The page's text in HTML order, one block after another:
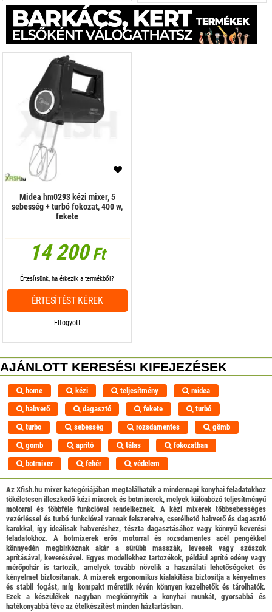
Midea hm0293 kézi mixer, 5
sebesség + turbó fokozat, 400 w,
fekete
14 200Ft
Elfogyott
Értesítsünk, ha érkezik a termékből?
ÉRTESÍTÉST KÉREK
AJÁNLOTT KERESÉSI KIFEJEZÉSEK
home kézi teljesítmény
midea
habverő
dagasztó fekete
turbó
turbo
sebesség rozsdamentes
gömb
gomb
aprító tálas
fokozatban
botmixer
fehér védelem
Az Xfish.hu mixer kategóriájában megtalálhatók a mindennapi konyhai feladatokhoz
tökéletesen illeszkedő kézi mixerek és botmixerek, melyek különböző teljesítményű
motorral és többféle funkcióval rendelkeznek. A kézi mixerek többsebességes
vezérléssel és turbó funkcióval vannak felszerelve, cserélhető habverő és dagasztó
karokkal, így ideálisak habveréshez, tészta dagasztásához vagy könnyű keverési
feladatokhoz. A botmixerek erős motorral és rozsdamentes acél pengékkel
könnyedén megbirkóznak akár a sűrűbb masszák, levesek vagy szószok
aprításával, keverésével. Egyes modellekhez tartozékok, például aprító edény vagy
mérőpohár is tartozik, amelyek tovább növelik a használati lehetőségeket és
kényelmet biztosítanak. A mixerek ergonomikus kialakítása biztosítja a kényelmes
és stabil fogást, míg kompakt méretük révén könnyen kezelhetők és tárolhatók.
Ezek a készülékek nagyban megkönnyítik a konyhai munkát, gyorsabbá és
hatékonyabbá téve az ételkészítést minden háztartásban.